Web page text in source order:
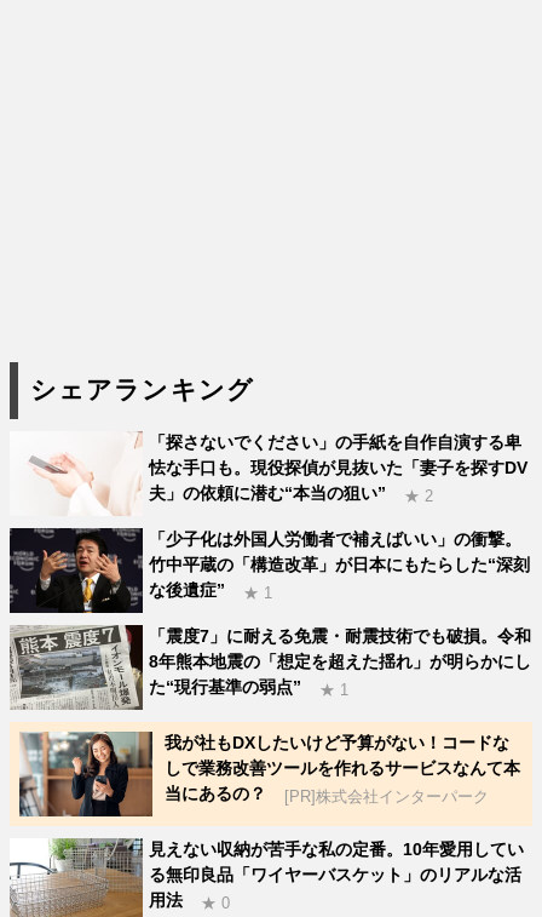
シェアランキング
「探さないでください」の手紙を自作自演する卑
怯な手口も。現役探偵が見抜いた「妻子を探すDV
夫」の依頼に潜む“本当の狙い”
★ 2
「少子化は外国人労働者で補えばいい」の衝撃。
竹中平蔵の「構造改革」が日本にもたらした“深刻
な後遺症”
★ 1
「震度7」に耐える免震・耐震技術でも破損。令和
8年熊本地震の「想定を超えた揺れ」が明らかにし
た“現行基準の弱点”
★ 1
我が社もDXしたいけど予算がない！コードな
しで業務改善ツールを作れるサービスなんて本
当にあるの？
[PR]株式会社インターパーク
見えない収納が苦手な私の定番。10年愛用してい
る無印良品「ワイヤーバスケット」のリアルな活
用法
★ 0